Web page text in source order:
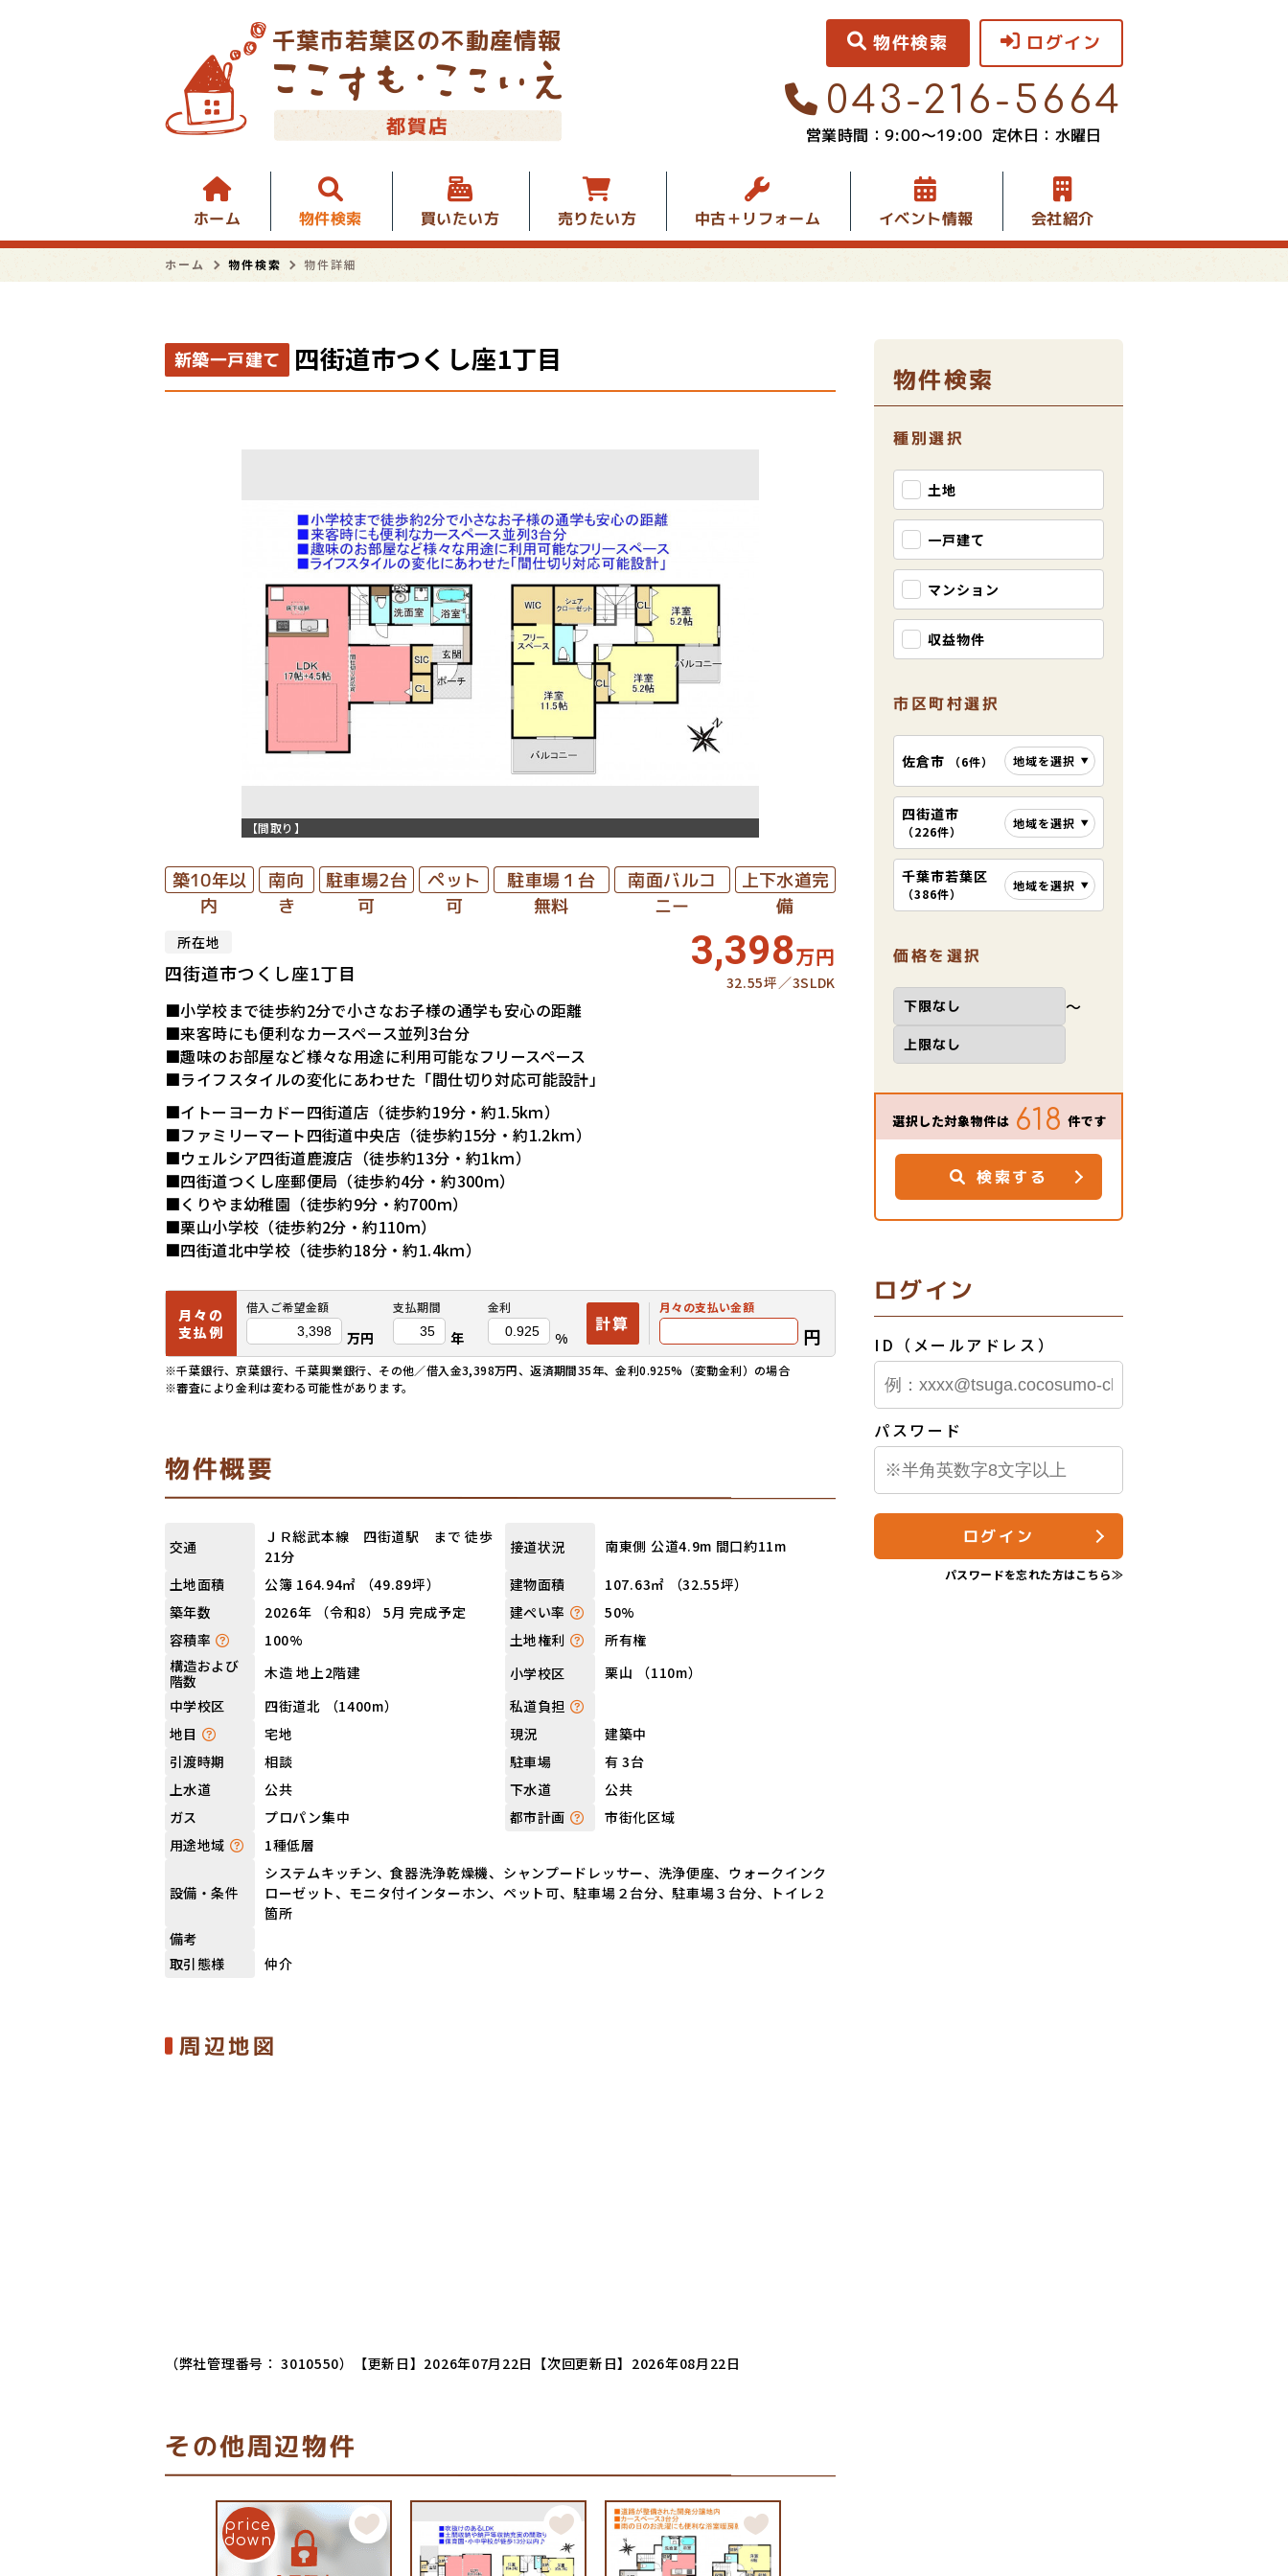
千葉市若葉区の不動産情報
都賀店
043-216-5664
営業時間：9:00〜19:00 定休日：水曜日
物件検索 ログイン
ホーム 物件検索 買いたい方 売りたい方 中古＋リフォーム イベント情報 会社紹介
ホーム 物件検索 物件詳細
新築一戸建て 四街道市つくし座1丁目
【間取り】
築10年以
内
南向
き
駐車場2台
可
ペット
可
駐車場１台
無料
南面バルコ
ニー
上下水道完
備
所在地
四街道市つくし座1丁目 3,398万円
32.55坪 3SLDK
■小学校まで徒歩約2分で小さなお子様の通学も安心の距離
■来客時にも便利なカースペース並列3台分
■趣味のお部屋など様々な用途に利用可能なフリースペース
■ライフスタイルの変化にあわせた「間仕切り対応可能設計」
■イトーヨーカドー四街道店（徒歩約19分・約1.5kｍ）
■ファミリーマート四街道中央店（徒歩約15分・約1.2kｍ）
■ウェルシア四街道鹿渡店（徒歩約13分・約1kｍ）
■四街道つくし座郵便局（徒歩約4分・約300ｍ）
■くりやま幼稚園（徒歩約9分・約700ｍ）
■栗山小学校（徒歩約2分・約110ｍ）
■四街道北中学校（徒歩約18分・約1.4kｍ）
月々の
支払例
借入ご希望金額
万円
支払期間
年
金利
%
計算
月々の支払い金額
円
※千葉銀行、京葉銀行、千葉興業銀行、その他／借入金3,398万円、返済期間35年、金利0.925%（変動金利）の場合
※審査により金利は変わる可能性があります。
物件概要
交通
ＪＲ総武本線 四街道駅 まで 徒歩
21分
接道状況
南東側 公道4.9m 間口約11m
土地面積
公簿 164.94㎡ （49.89坪） 建物面積
107.63㎡ （32.55坪）
築年数
2026年 （令和8） 5月 完成予定 建ぺい率
50%
容積率
100% 土地権利
所有権
構造および
階数
木造 地上2階建 小学校区
栗山 （110m）
中学校区
四街道北 （1400m）
私道負担
地目
宅地 現況
建築中
引渡時期
相談 駐車場
有 3台
上水道
公共 下水道
公共
ガス
プロパン集中 都市計画
市街化区域
用途地域
1種低層
設備・条件
システムキッチン、食器洗浄乾燥機、シャンプードレッサー、洗浄便座、ウォークインク
ローゼット、モニタ付インターホン、ペット可、駐車場２台分、駐車場３台分、トイレ２
箇所
備考
取引態様
仲介
周辺地図
（弊社管理番号： 3010550） 【更新日】2026年07月22日 【次回更新日】2026年08月22日
その他周辺物件
price
down
物件検索
種別選択
土地
一戸建て
マンション
収益物件
市区町村選択
佐倉市 （6件） 地域を選択
四街道市
（226件）
地域を選択
千葉市若葉区
（386件）
地域を選択
価格を選択
〜
選択した対象物件は 618 件です
検索する
ログイン
ID（メールアドレス）
パスワード
ログイン
パスワードを忘れた方はこちら≫